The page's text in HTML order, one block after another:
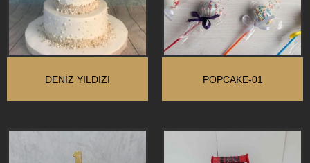
DENIZ YILDIZI POPCAKE-01